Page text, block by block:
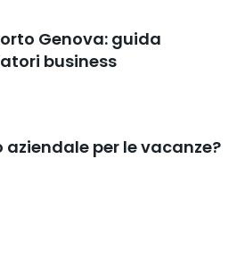
Genova: guida
business
aziendale per le vacanze?